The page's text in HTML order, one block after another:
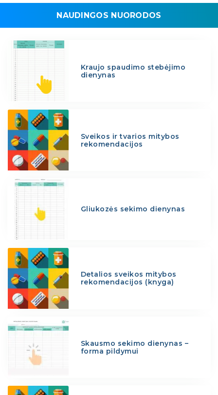
NAUDINGOS NUORODOS
Kraujo spaudimo stebėjimo
dienynas
Sveikos ir tvarios mitybos
rekomendacijos
Gliukozės sekimo dienynas
Detalios sveikos mitybos
rekomendacijos (knyga)
Skausmo sekimo dienynas –
forma pildymui